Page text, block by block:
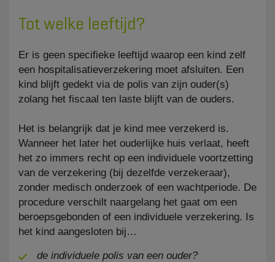
Tot welke leeftijd?
Er is geen specifieke leeftijd waarop een kind zelf
een hospitalisatieverzekering moet afsluiten. Een
kind blijft gedekt via de polis van zijn ouder(s)
zolang het fiscaal ten laste blijft van de ouders.
Het is belangrijk dat je kind mee verzekerd is.
Wanneer het later het ouderlijke huis verlaat, heeft
het zo immers recht op een individuele voortzetting
van de verzekering (bij dezelfde verzekeraar),
zonder medisch onderzoek of een wachtperiode. De
procedure verschilt naargelang het gaat om een
beroepsgebonden of een individuele verzekering. Is
het kind aangesloten bij…
de individuele polis van een ouder?